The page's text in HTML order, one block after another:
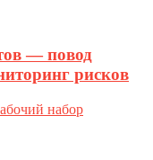
— повод
рисков